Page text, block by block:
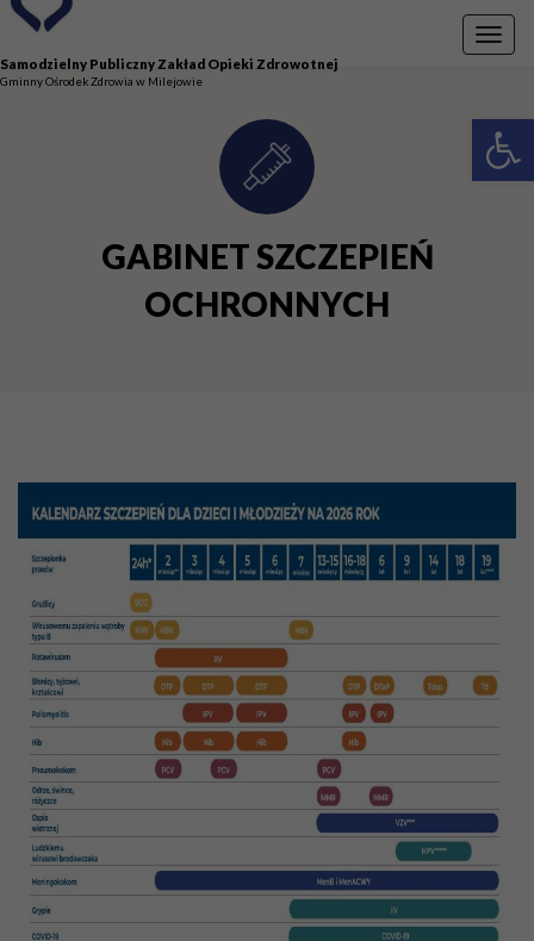
Samodzielny Publiczny Zakład Opieki Zdrowotnej
Gminny Ośrodek Zdrowia w Milejowie
GABINET SZCZEPIEŃ
OCHRONNYCH